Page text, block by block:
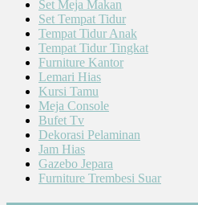
Set Meja Makan
Set Tempat Tidur
Tempat Tidur Anak
Tempat Tidur Tingkat
Furniture Kantor
Lemari Hias
Kursi Tamu
Meja Console
Bufet Tv
Dekorasi Pelaminan
Jam Hias
Gazebo Jepara
Furniture Trembesi Suar